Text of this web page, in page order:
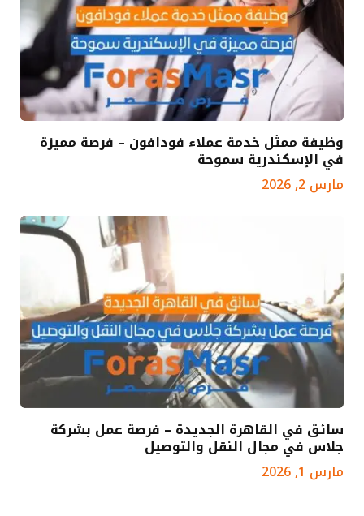
وظيفة ممثل خدمة عملاء فودافون – فرصة مميزة
في الإسكندرية سموحة
مارس 2, 2026
سائق في القاهرة الجديدة – فرصة عمل بشركة
جلاس في مجال النقل والتوصيل
مارس 1, 2026